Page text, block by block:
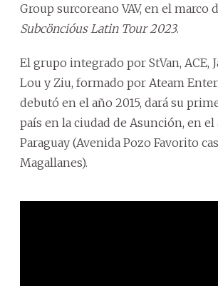
Group surcoreano VAV, en el marco
Subcöncióus Latin Tour 2023.
El grupo integrado por StVan, ACE,
Lou y Ziu, formado por Ateam
debutó en el año 2015, dará su
país en la ciudad de Asunción, en
Paraguay (Avenida Pozo Favorito
Magallanes).